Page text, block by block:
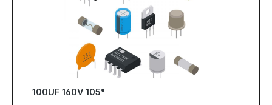
100UF 160V 105°